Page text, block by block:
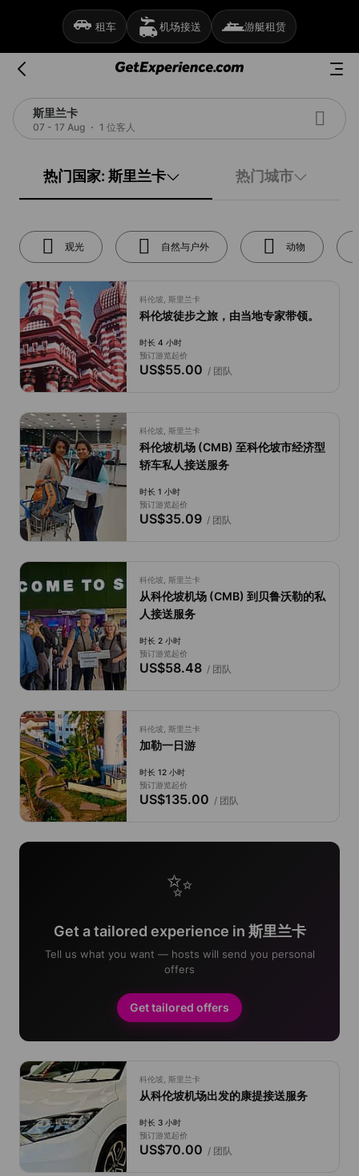
租车 机场接送 游艇租赁
斯里兰卡
07 - 17 Aug 1 位客人
热门国家: 斯里兰卡 热门城市
观光 自然与户外 动物
科伦坡, 斯里兰卡
科伦坡徒步之旅，由当地专家带领。
时长 4 小时
预订游览起价
US$55.00 / 团队
科伦坡, 斯里兰卡
科伦坡机场 (CMB) 至科伦坡市经济型
轿车私人接送服务
时长 1 小时
预订游览起价
US$35.09/ 团队
科伦坡, 斯里兰卡
从科伦坡机场 (CMB) 到贝鲁沃勒的私
人接送服务
时长 2 小时
预订游览起价
US$58.48/ 团队
科伦坡, 斯里兰卡
加勒一日游
时长 12 小时
预订游览起价
US$135.00 / 团队
✨
Get a tailored experience in 斯里兰卡
Tell us what you want — hosts will send you personal
offers
Get tailored offers
科伦坡, 斯里兰卡
从科伦坡机场出发的康提接送服务
时长 3 小时
预订游览起价
US$70.00 / 团队